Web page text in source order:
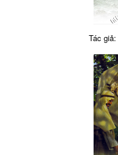
Tác giả: